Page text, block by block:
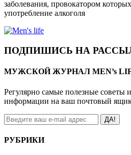
заболевания, провокатором
употребление алкоголя
ПОДПИШИСЬ НА
МУЖСКОЙ ЖУРНАЛ MEN’s
Регулярно самые полезные советы
информации на ваш почтовый
ДА!
РУБРИКИ